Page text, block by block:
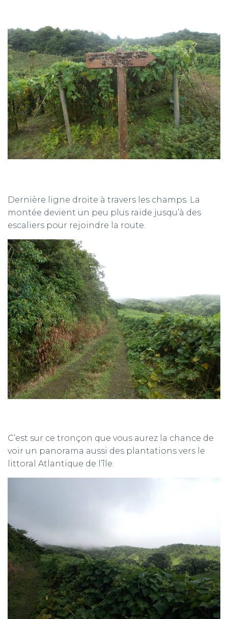
Dernière ligne droite à travers les champs. La
montée devient un peu plus raide jusqu’à des
escaliers pour rejoindre la route.
C’est sur ce tronçon que vous aurez la chance de
voir un panorama aussi des plantations vers le
littoral Atlantique de l’île.